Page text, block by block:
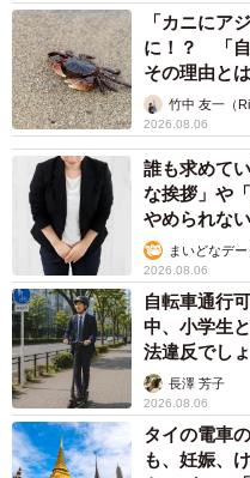
「カニにア
に！？ 「
その理由と
竹中 友一（
2026.08.06
誰も求めて
な挨拶」や
やめられな
まいどなデー
2026.08.06
自転車通行
中、小学生
法違反でし
説】長澤 芳子
2026.08.06
タイの電車
も、妊娠、